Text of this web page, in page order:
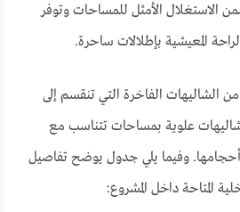
الاستغلال الأمثل للمساحات وتوفر
المعيشية بإطلالات ساحرة.
الشاليهات الفاخرة التي تنقسم إلى
علوية بمساحات تتناسب مع
أحجامها. وفيما يلي جدول يوضح تفاصيل
المتاحة داخل المشروع: